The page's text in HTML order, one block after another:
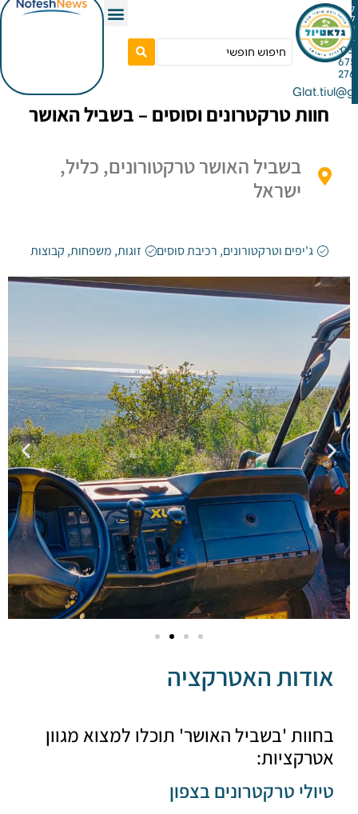
טרקטרונים וסוסים – בשביל האושר
בשביל האושר טרקטורונים, כליל,
ישראל
וטרקטורונים,רכיבת סוסים זוגות,משפחות,קבוצות
האטרקציה
'בשביל האושר' תוכלו למצוא מגוון
טרקטרונים בצפון